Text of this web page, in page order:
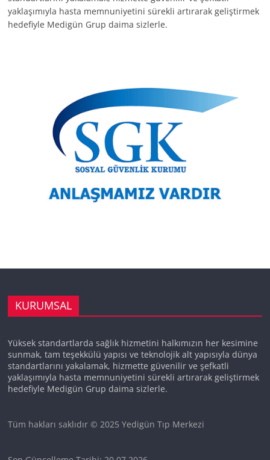
yaklaşımıyla hasta memnuniyetini sürekli artırarak geliştirmek
hedefiyle Medigün Grup daima sizlerle.
KURUMSAL
Yüksek standartlarda sağlık hizmetini halkımızın her kesimine
sunmak, tam teşekkülü yapısı ve teknolojik alt yapısıyla dünya
standartlarını yakalamak, hizmette güvenilir ve şefkatli
yaklaşımıyla hasta memnuniyetini sürekli artırarak geliştirmek
hedefiyle Medigün Grup daima sizlerle.
Tüm hakları saklıdır © 2025 Yedigün Tıp Merkezi